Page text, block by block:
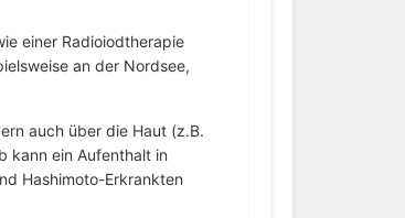
einer Radioiodtherapie
an der Nordsee,
auch über die Haut (z.B.
kann ein Aufenthalt in
Hashimoto-Erkrankten